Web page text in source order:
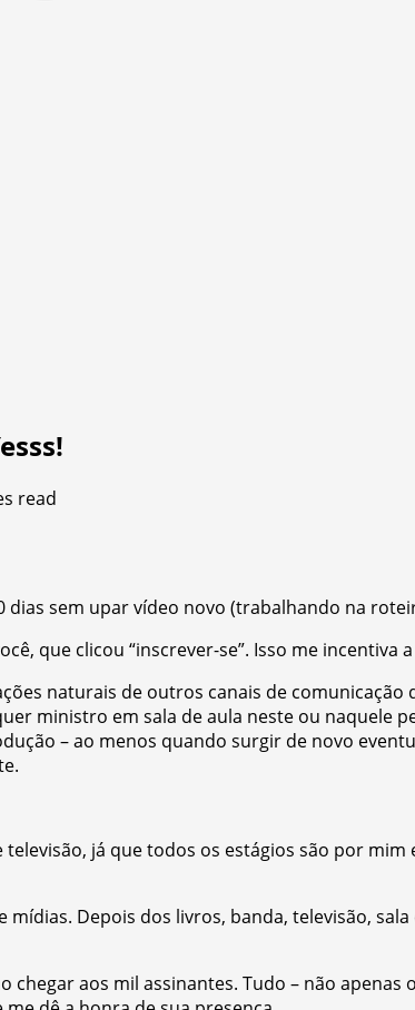
read
dias sem upar vídeo novo (trabalhando na
que clicou “inscrever-se”. Isso me
naturais de outros canais de
ministro em sala de aula neste ou naquele
– ao menos quando surgir de novo
já que todos os estágios são por
Depois dos livros, banda, televisão,
chegar aos mil assinantes. Tudo – não